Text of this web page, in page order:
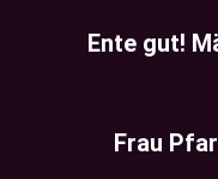
NAVIGATION
Ente gut!
Frau